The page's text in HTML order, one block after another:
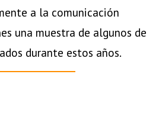
a la comunicación
una muestra de algunos de
durante estos años.